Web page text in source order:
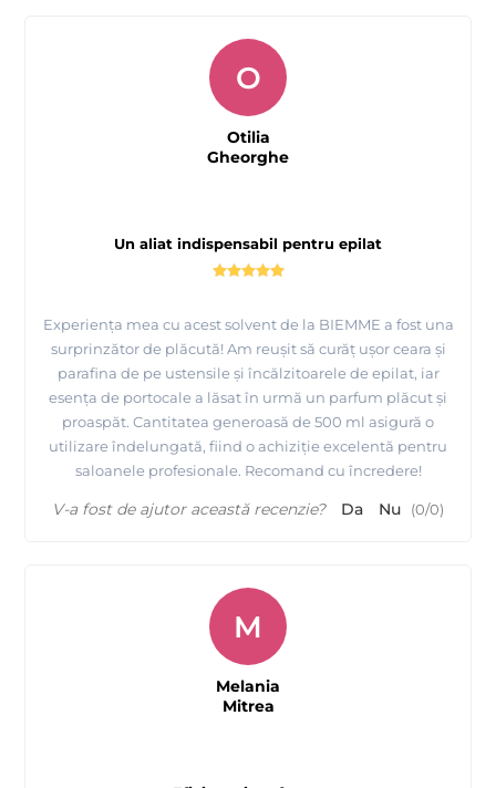
Un aliat indispensabil pentru epilat
Experiența mea cu acest solvent de la BIEMME a fost una
surprinzător de plăcută! Am reușit să curăț ușor ceara și
parafina de pe ustensile și încălzitoarele de epilat, iar
esența de portocale a lăsat în urmă un parfum plăcut și
proaspăt. Cantitatea generoasă de 500 ml asigură o
utilizare îndelungată, fiind o achiziție excelentă pentru
saloanele profesionale. Recomand cu încredere!
O
Otilia
Gheorghe
V-a fost de ajutor această recenzie? Da Nu (0/0)
M
Melania
Mitrea